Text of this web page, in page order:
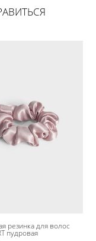
резинка для волос
пудровая